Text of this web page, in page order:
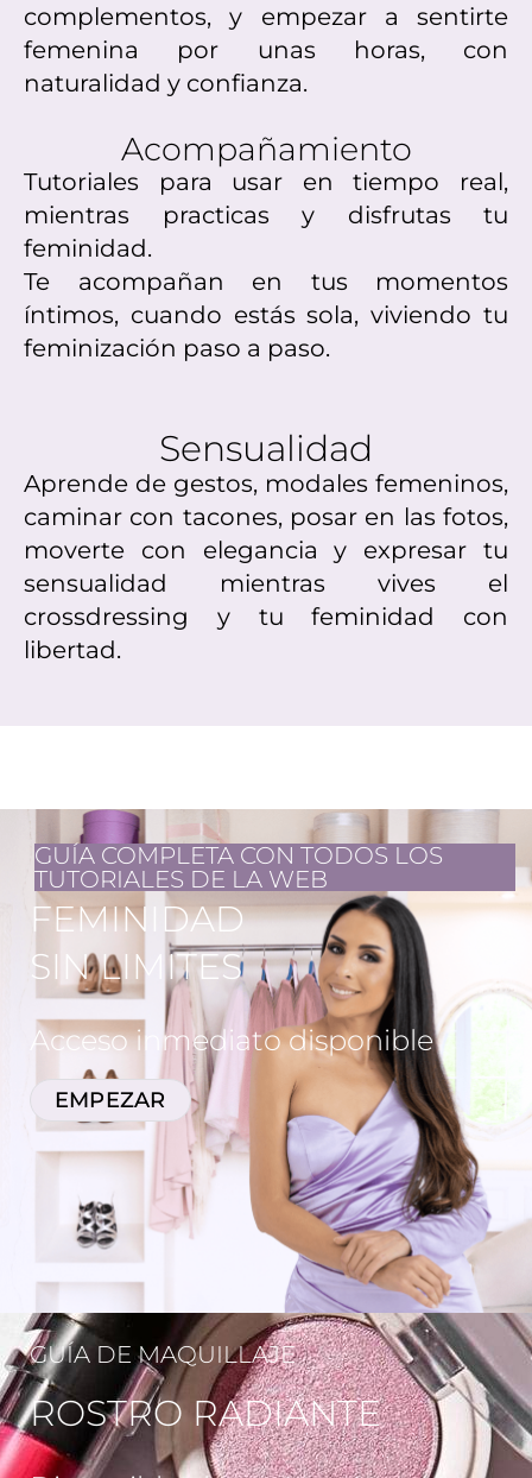
complementos, y empezar a sentirte
femenina por unas horas, con
naturalidad y confianza.
Acompañamiento
Tutoriales para usar en tiempo real,
mientras practicas y disfrutas tu
feminidad.
Te acompañan en tus momentos
íntimos, cuando estás sola, viviendo tu
feminización paso a paso.
Sensualidad
Aprende de gestos, modales femeninos,
caminar con tacones, posar en las fotos,
moverte con elegancia y expresar tu
sensualidad mientras vives el
crossdressing y tu feminidad con
libertad.
GUÍA COMPLETA CON TODOS LOS
TUTORIALES DE LA WEB
FEMINIDAD
SIN LIMITES
Acceso inmediato disponible
EMPEZAR
GUÍA DE MAQUILLAJE
ROSTRO RADIANTE